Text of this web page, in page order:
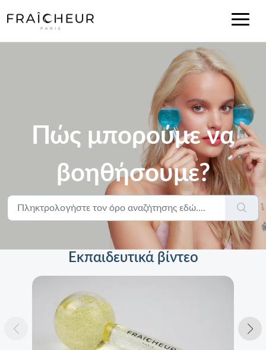
Πώς μπορούμε να
βοηθήσουμε?
Εκπαιδευτικά βίντεο